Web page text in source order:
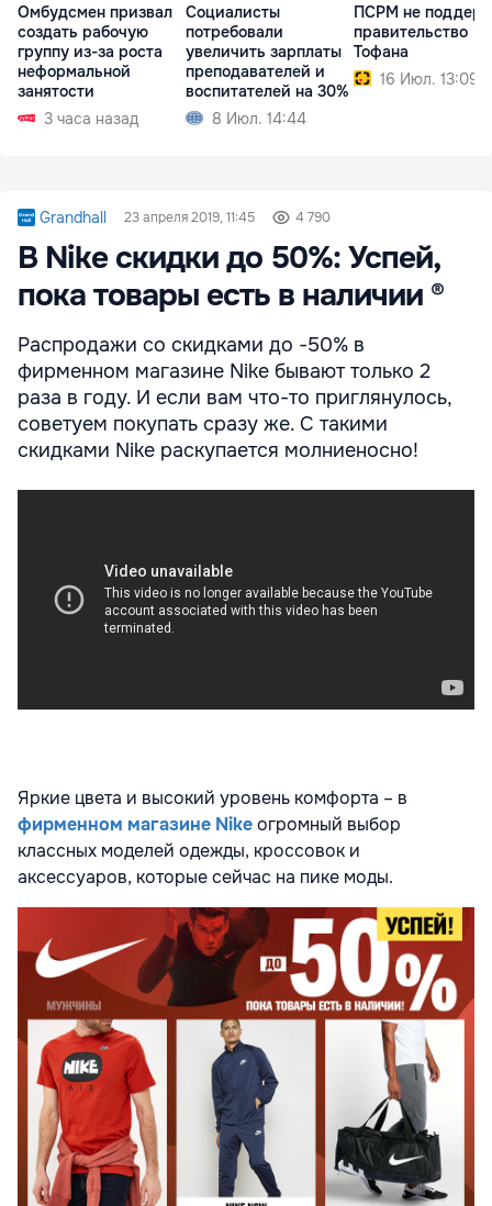
Омбудсмен призвал
создать рабочую
группу из-за роста
неформальной
занятости
3 часа назад
Социалисты
потребовали
увеличить зарплаты
преподавателей и
воспитателей на 30%
8 Июл. 14:44
ПСРМ не
правительство
Тофана
16 Июл. 13:09
Grandhall 23 апреля 2019, 11:45 4 790
В Nike скидки до 50%: Успей,
пока товары есть в наличии ®
Распродажи со скидками до -50% в
фирменном магазине Nike бывают только 2
раза в году. И если вам что-то приглянулось,
советуем покупать сразу же. С такими
скидками Nike раскупается молниеносно!
Яркие цвета и высокий уровень комфорта – в
фирменном магазине Nikeогромный выбор
классных моделей одежды, кроссовок и
аксессуаров, которые сейчас на пике моды.